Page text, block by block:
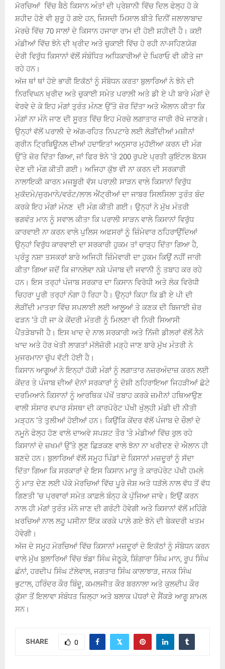
ਮੋਰਚਿਆਂ ਵਿੱਚ ਬੈਠੇ ਕਿਸਾਨ ਅੰਤਾਂ ਦੀ ਪ੍ਰੇਸ਼ਾਨੀ ਵਿੱਚ ਦਿਲ ਫੇਲ੍ਹ ਹੋ ਕੇ
ਸ਼ਹੀਦ ਹੋਣੇ ਵੀ ਸ਼ੁਰੂ ਹੋ ਗਏ ਹਨ, ਜਿਸਦੀ ਮਿਸਾਲ ਬੀਤੇ ਦਿਨੀਂ ਜਲਾਲਾਬਾਦ
ਮੋਰਚੇ ਵਿੱਚ 70 ਸਾਲਾਂ ਦੇ ਕਿਸਾਨ ਹਜਾਰਾ ਰਾਮ ਦੀ ਹੋਈ ਸ਼ਹੀਦੀ ਹੈ। ਕਈ
ਮੰਡੀਆਂ ਵਿੱਚ ਝੋਨੇ ਦੀ ਖ੍ਰੀਦ ਅਤੇ ਚੁਕਾਈ ਵਿੱਚ ਹੋ ਰਹੀ ਨਾ-ਸਹਿਣਯੋਗ
ਦੇਰੀ ਵਿਰੁੱਧ ਕਿਸਾਨਾਂ ਵੱਲੋਂ ਸੰਬੰਧਿਤ ਅਧਿਕਾਰੀਆਂ ਦੇ ਘਿਰਾਓ ਵੀ ਕੀਤੇ ਜਾ
ਰਹੇ ਹਨ।
ਅੱਜ ਥਾਂ ਥਾਂ ਹੋਏ ਭਾਰੀ ਇਕੱਠਾਂ ਨੂੰ ਸੰਬੋਧਨ ਕਰਤਾ ਬੁਲਾਰਿਆਂ ਨੇ ਝੋਨੇ ਦੀ
ਨਿਰਵਿਘਨ ਖ੍ਰੀਦ ਅਤੇ ਚੁਕਾਈ ਸਮੇਤ ਪਰਾਲ਼ੀ ਅਤੇ ਡੀ ਏ ਪੀ ਬਾਰੇ ਮੰਗਾਂ ਦੇ
ਵੇਰਵੇ ਦੇ ਕੇ ਇਹ ਮੰਗਾਂ ਤੁਰੰਤ ਮੰਨਣ ਉੱਤੇ ਜ਼ੋਰ ਦਿੱਤਾ ਅਤੇ ਐਲਾਨ ਕੀਤਾ ਕਿ
ਮੰਗਾਂ ਨਾ ਮੰਨੇ ਜਾਣ ਦੀ ਸੂਰਤ ਵਿੱਚ ਇਹ ਮੋਰਚੇ ਲਗਾਤਾਰ ਜਾਰੀ ਰੱਖੇ ਜਾਣਗੇ।
ਉਨ੍ਹਾਂ ਵੱਲੋਂ ਪਰਾਲੀ ਦੇ ਅੱਗ-ਰਹਿਤ ਨਿਪਟਾਰੇ ਲਈ ਲੋੜੀਂਦੀਆਂ ਮਸ਼ੀਨਾਂ
ਗ੍ਰੀਨ ਟ੍ਰਿਬਿਊਨਲ ਦੀਆਂ ਹਦਾਇਤਾਂ ਅਨੁਸਾਰ ਮੁਹੱਈਆ ਕਰਨ ਦੀ ਮੰਗ
ਉੱਤੇ ਜ਼ੋਰ ਦਿੱਤਾ ਗਿਆ, ਜਾਂ ਫਿਰ ਝੋਨੇ ‘ਤੇ 200 ਰੁਪਏ ਪ੍ਰਤੀ ਕੁਇੰਟਲ ਬੋਨਸ
ਦੇਣ ਦੀ ਮੰਗ ਕੀਤੀ ਗਈ। ਅਜਿਹਾ ਕੁੱਝ ਵੀ ਨਾ ਕਰਨ ਦੀ ਸਰਕਾਰੀ
ਨਾਲਾਇਕੀ ਕਾਰਨ ਮਜਬੂਰੀ ਵੱਸ ਪਰਾਲ਼ੀ ਸਾੜਨ ਵਾਲੇ ਕਿਸਾਨਾਂ ਵਿਰੁੱਧ
ਮੁਕੱਦਮੇ/ਜੁਰਮਾਨੇ/ਵਰੰਟ/ਲਾਲ ਐਂਟ੍ਰੀਆਂ ਦਾ ਜਾਬਰ ਸਿਲਸਿਲਾ ਤੁਰੰਤ ਬੰਦ
ਕਰਕੇ ਇਹ ਮੰਗਾਂ ਮੰਨਣ ਦੀ ਮੰਗ ਕੀਤੀ ਗਈ। ਉਨ੍ਹਾਂ ਨੇ ਮੁੱਖ ਮੰਤਰੀ
ਭਗਵੰਤ ਮਾਨ ਨੂੰ ਸਵਾਲ ਕੀਤਾ ਕਿ ਪਰਾਲੀ ਸਾੜਨ ਵਾਲੇ ਕਿਸਾਨਾਂ ਵਿਰੁੱਧ
ਕਾਰਵਾਈ ਨਾ ਕਰਨ ਵਾਲੇ ਪੁਲਿਸ ਅਫਸਰਾਂ ਨੂੰ ਜ਼ਿੰਮੇਵਾਰ ਠਹਿਰਾਉਂਦਿਆਂ
ਉਨ੍ਹਾਂ ਵਿਰੁੱਧ ਕਾਰਵਾਈ ਦਾ ਸਰਕਾਰੀ ਹੁਕਮ ਤਾਂ ਚਾੜ੍ਹ ਦਿੱਤਾ ਗਿਆ ਹੈ,
ਪ੍ਰੰਤੂ ਨਸ਼ਾ ਤਸਕਰਾਂ ਬਾਰੇ ਅਜਿਹੀ ਜ਼ਿੰਮੇਵਾਰੀ ਦਾ ਹੁਕਮ ਕਿਉਂ ਨਹੀਂ ਜਾਰੀ
ਕੀਤਾ ਗਿਆ ਜਦੋਂ ਕਿ ਜਾਨਲੇਵਾ ਨਸ਼ੇ ਪੰਜਾਬ ਦੀ ਜਵਾਨੀ ਨੂੰ ਤਬਾਹ ਕਰ ਰਹੇ
ਹਨ। ਇਸ ਤਰ੍ਹਾਂ ਪੰਜਾਬ ਸਰਕਾਰ ਦਾ ਕਿਸਾਨ ਵਿਰੋਧੀ ਅਤੇ ਲੋਕ ਵਿਰੋਧੀ
ਚਿਹਰਾ ਪੂਰੀ ਤਰ੍ਹਾਂ ਨੰਗਾ ਹੋ ਰਿਹਾ ਹੈ। ਉਨ੍ਹਾਂ ਕਿਹਾ ਕਿ ਡੀ ਏ ਪੀ ਦੀ
ਲੋੜੀਂਦੀ ਮਾਤਰਾ ਵਿੱਚ ਸਪਲਾਈ ਲਈ ਆਲੂਆਂ ਤੇ ਕਣਕ ਦੀ ਬਿਜਾਈ ਜ਼ੋਰ
ਫੜਨ ‘ਤੇ ਹੀ ਜਾ ਕੇ ਕੇਂਦਰੀ ਮੰਤਰੀ ਨੂੰ ਮਿਲਣਾ ਵੀ ਨਿਰੀ ਸਿਆਸੀ
ਪੈਂਤੜੇਬਾਜੀ ਹੈ। ਇਸ ਖਾਦ ਦੇ ਨਾਲ ਸਰਕਾਰੀ ਅਤੇ ਨਿੱਜੀ ਡੀਲਰਾਂ ਵੱਲੋਂ ਨੈਨੋ
ਖਾਦ ਅਤੇ ਹੋਰ ਖੇਤੀ ਲਾਗਤਾਂ ਮੱਲੋਜ਼ੋਰੀ ਮੜ੍ਹੇ ਜਾਣ ਬਾਰੇ ਮੁੱਖ ਮੰਤਰੀ ਨੇ
ਮੁਜਰਮਾਨਾ ਚੁੱਪ ਵੱਟੀ ਹੋਈ ਹੈ।
ਕਿਸਾਨ ਆਗੂਆਂ ਨੇ ਇਨ੍ਹਾਂ ਹੱਕੀ ਮੰਗਾਂ ਨੂੰ ਲਗਾਤਾਰ ਨਜ਼ਰਅੰਦਾਜ਼ ਕਰਨ ਲਈ
ਕੇਂਦਰ ਤੇ ਪੰਜਾਬ ਦੀਆਂ ਦੋਨਾਂ ਸਰਕਾਰਾਂ ਨੂੰ ਦੋਸ਼ੀ ਠਹਿਰਾਇਆ ਜਿਹੜੀਆਂ ਛੋਟੇ
ਦਰਮਿਆਨੇ ਕਿਸਾਨਾਂ ਨੂੰ ਆਰਥਿਕ ਪੱਖੋਂ ਤਬਾਹ ਕਰਕੇ ਜ਼ਮੀਨਾਂ ਹਥਿਆਉਣ
ਵਾਲੀ ਸੰਸਾਰ ਵਪਾਰ ਸੰਸਥਾ ਦੀ ਕਾਰਪੋਰੇਟ ਪੱਖੀ ਖੁੱਲ੍ਹੀ ਮੰਡੀ ਦੀ ਨੀਤੀ
ਮੜ੍ਹਨ ‘ਤੇ ਤੁਲੀਆਂ ਹੋਈਆਂ ਹਨ। ਕਿਉਂਕਿ ਕੇਂਦਰ ਵੱਲੋਂ ਪੰਜਾਬ ਦੇ ਚੌਲਾਂ ਦੇ
ਨਮੂਨੇ ਫੇਲ੍ਹ ਹੋਣ ਵਾਲੇ ਦਾਅਵੇ ਸਪਸ਼ਟ ਤੌਰ ‘ਤੇ ਮੰਡੀਆਂ ਵਿੱਚ ਰੁਲ ਰਹੇ
ਕਿਸਾਨਾਂ ਦੇ ਜ਼ਖਮਾਂ ਉੱਤੇ ਲੂਣ ਛਿੜਕਣ ਵਾਲੇ ਝੋਨਾ ਨਾ ਖਰੀਦਣ ਦੇ ਐਲਾਨ ਹੀ
ਬਣਦੇ ਹਨ। ਬੁਲਾਰਿਆਂ ਵੱਲੋਂ ਸਮੂਹ ਪਿੰਡਾਂ ਦੇ ਕਿਸਾਨਾਂ ਮਜ਼ਦੂਰਾਂ ਨੂੰ ਸੱਦਾ
ਦਿੱਤਾ ਗਿਆ ਕਿ ਸਰਕਾਰਾਂ ਦੇ ਇਸ ਕਿਸਾਨ ਮਾਰੂ ਤੇ ਕਾਰਪੋਰੇਟ ਪੱਖੀ ਹਮਲੇ
ਨੂੰ ਮਾਤ ਦੇਣ ਲਈ ਪੱਕੇ ਮੋਰਚਿਆਂ ਵਿੱਚ ਪੂਰੇ ਜੋਸ਼ ਅਤੇ ਧੜੱਲੇ ਨਾਲ ਵੱਧ ਤੋਂ ਵੱਧ
ਗਿਣਤੀ ‘ਚ ਪ੍ਰਵਾਰਾਂ ਸਮੇਤ ਕਾਫ਼ਲੇ ਬੰਨ੍ਹ ਕੇ ਪੁੱਜਿਆ ਜਾਵੇ। ਇਉਂ ਕਰਨ
ਨਾਲ ਹੀ ਮੰਗਾਂ ਤੁਰੰਤ ਮੰਨੇ ਜਾਣ ਦੀ ਗਰੰਟੀ ਹੋਵੇਗੀ ਅਤੇ ਕਿਸਾਨਾਂ ਵੱਲੋਂ ਮਹਿੰਗੇ
ਖ਼ਰਚਿਆਂ ਨਾਲ ਲਹੂ ਪਸੀਨਾ ਇੱਕ ਕਰਕੇ ਪਾਲ਼ੇ ਗਏ ਝੋਨੇ ਦੀ ਬੇਕਦਰੀ ਖਤਮ
ਹੋਵੇਗੀ।
ਅੱਜ ਦੇ ਸਮੂਹ ਮੋਰਚਿਆਂ ਵਿੱਚ ਕਿਸਾਨਾਂ ਮਜ਼ਦੂਰਾਂ ਦੇ ਇਕੱਠਾਂ ਨੂੰ ਸੰਬੋਧਨ ਕਰਨ
ਵਾਲੇ ਮੁੱਖ ਬੁਲਾਰਿਆਂ ਵਿੱਚ ਝੰਡਾ ਸਿੰਘ ਜੇਠੂਕੇ, ਸ਼ਿੰਗਾਰਾ ਸਿੰਘ ਮਾਨ, ਰੂਪ ਸਿੰਘ
ਛੰਨਾਂ, ਹਰਦੀਪ ਸਿੰਘ ਟੱਲੇਵਾਲ, ਜਗਤਾਰ ਸਿੰਘ ਕਾਲਾਝਾੜ, ਜਨਕ ਸਿੰਘ
ਭੁਟਾਲ, ਹਰਿੰਦਰ ਕੌਰ ਬਿੰਦੂ, ਕਮਲਜੀਤ ਕੌਰ ਬਰਨਾਲਾ ਅਤੇ ਕੁਲਦੀਪ ਕੌਰ
ਕੁੱਸਾ ਤੋਂ ਇਲਾਵਾ ਸੰਬੰਧਤ ਜ਼ਿਲ੍ਹਾ ਅਤੇ ਬਲਾਕ ਪੱਧਰਾਂ ਦੇ ਸੈਂਕੜੇ ਆਗੂ ਸ਼ਾਮਲ
ਸਨ।
SHARE 0